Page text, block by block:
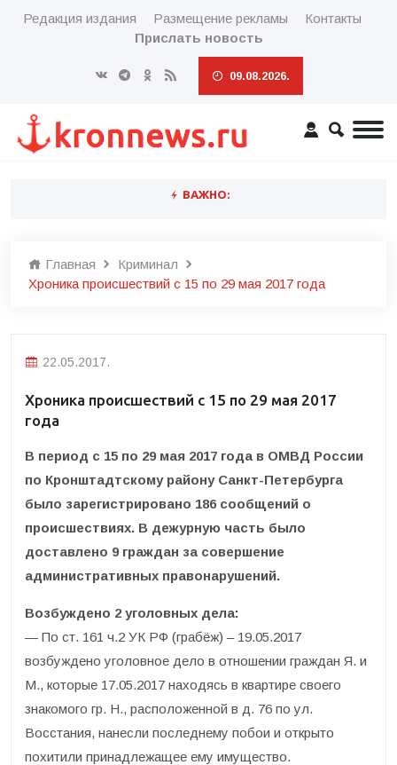
Редакция издания Размещение рекламы
Контакты
Прислать новость
09.08.2026.
ВАЖНО:
Главная
Криминал
Хроника происшествий с 15 по 29 мая 2017 года
22.05.2017.
Хроника происшествий с 15 по 29 мая 2017
года
В период с 15 по 29 мая 2017 года в ОМВД России
по Кронштадтскому району Санкт-Петербурга
было зарегистрировано 186 сообщений о
происшествиях. В дежурную часть было
доставлено 9 граждан за совершение
административных правонарушений.
Возбуждено 2 уголовных дела:
— По ст. 161 ч.2 УК РФ (грабёж) – 19.05.2017
возбуждено уголовное дело в отношении граждан Я. и
М., которые 17.05.2017 находясь в квартире своего
знакомого гр. Н., расположенной в д. 76 по ул.
Восстания, нанесли последнему побои и открыто
похитили принадлежащее ему имущество.